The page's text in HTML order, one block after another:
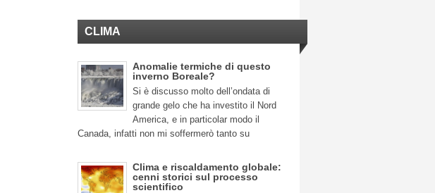
CLIMA
Anomalie termiche di questo
inverno Boreale?
Si è discusso molto dell’ondata di
grande gelo che ha investito il Nord
America, e in particolar modo il
Canada, infatti non mi soffermerò tanto su
Clima e riscaldamento globale:
cenni storici sul processo
scientifico